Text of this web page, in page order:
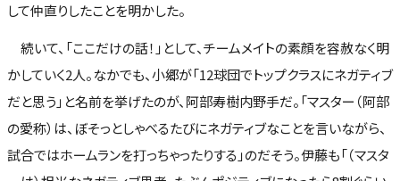
して仲直りしたことを明かした。
続いて、「ここだけの話！」として、チームメイトの素顔を容赦なく明
かしていく2人。なかでも、小郷が「12球団でトップクラスにネガティブ
だと思う」と名前を挙げたのが、阿部寿樹内野手だ。「マスター（阿部
の愛称）は、ぼそっとしゃべるたびにネガティブなことを言いながら、
試合ではホームランを打っちゃったりする」のだそう。伊藤も「（マスタ